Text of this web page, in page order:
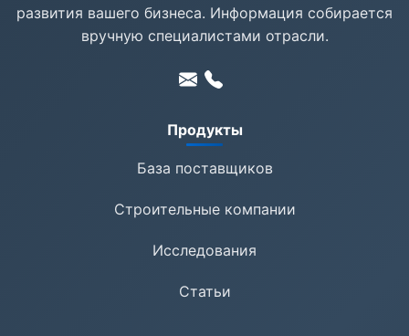
развития вашего бизнеса. Информация собирается
вручную специалистами отрасли.
Продукты
База поставщиков
Строительные компании
Исследования
Статьи